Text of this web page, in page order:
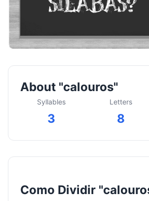
About "calouros"
Syllables
3
Letters
8
Como Dividir